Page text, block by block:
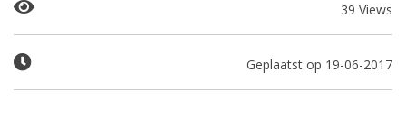
39 Views
Geplaatst op 19-06-2017